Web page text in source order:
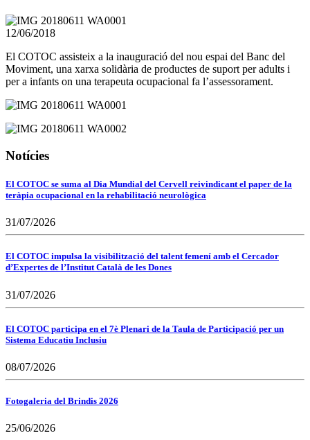
12/06/2018
El COTOC assisteix a la inauguració del nou espai del Banc del
Moviment, una xarxa solidària de productes de suport per adults i
per a infants on una terapeuta ocupacional fa l’assessorament.
Notícies
El COTOC se suma al Dia Mundial del Cervell reivindicant el paper de la
teràpia ocupacional en la rehabilitació neurològica
31/07/2026
El COTOC impulsa la visibilització del talent femení amb el Cercador
d’Expertes de l’Institut Català de les Dones
31/07/2026
El COTOC participa en el 7è Plenari de la Taula de Participació per un
Sistema Educatiu Inclusiu
08/07/2026
Fotogaleria del Brindis 2026
25/06/2026